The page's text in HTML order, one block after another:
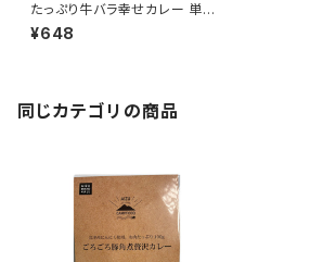
たっぷり牛バラ幸せカレー 単品
210ｇ キャンプ AIZU CAMPF
OOD
¥648
同じカテゴリの商品